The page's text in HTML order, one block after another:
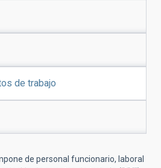
de trabajo
de personal funcionario, laboral